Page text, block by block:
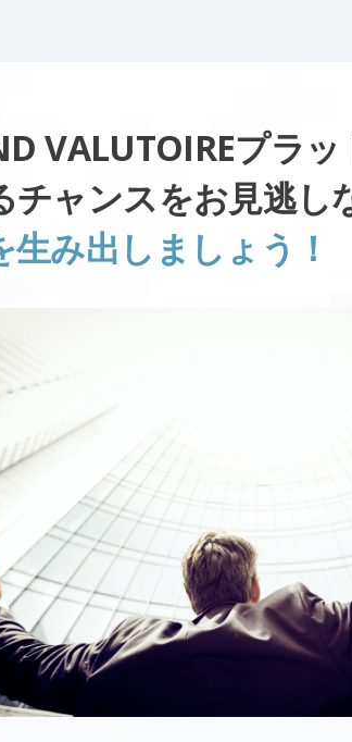
VALUTOIREプラ
チャンスをお見逃し
生み出しましょう！